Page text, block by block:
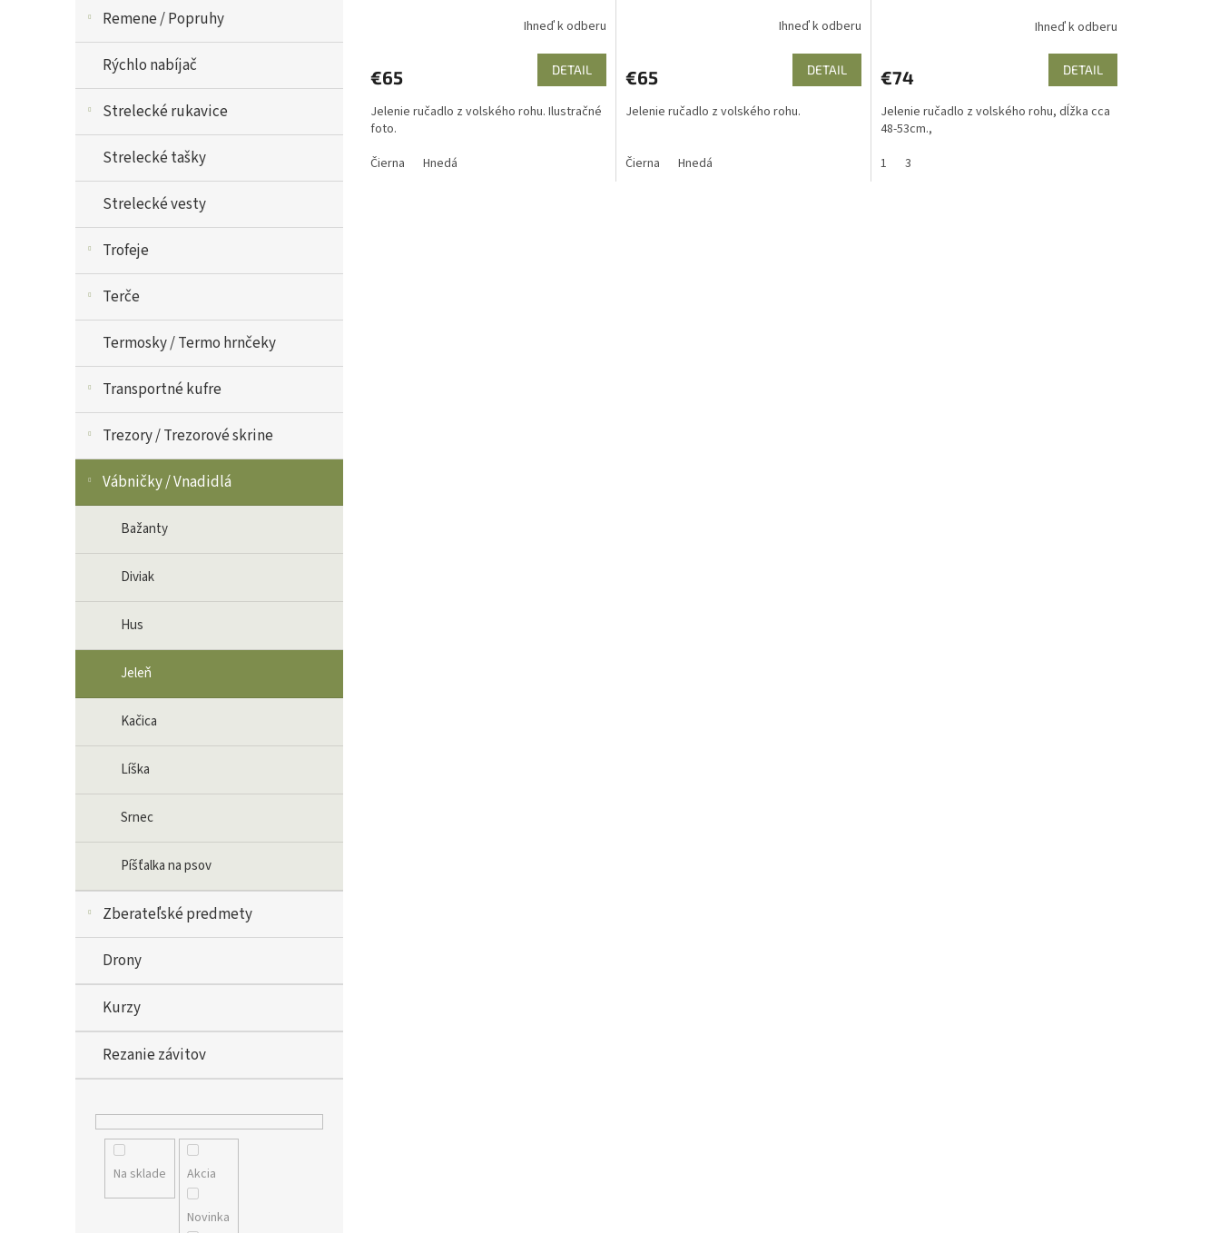
Remene / Popruhy
Rýchlo nabíjač
Strelecké rukavice
Strelecké tašky
Strelecké vesty
Trofeje
Terče
Termosky / Termo hrnčeky
Transportné kufre
Trezory / Trezorové skrine
Vábničky / Vnadidlá
Bažanty
Diviak
Hus
Jeleň
Kačica
Líška
Srnec
Píšťalka na psov
Zberateľské predmety
Drony
Kurzy
Rezanie závitov
Na sklade Akcia
Novinka
Ihneď k odberu
€65 DETAIL
Jelenie ručadlo z volského rohu. Ilustračné
foto.
Čierna
Hnedá
Ihneď k odberu
€65 DETAIL
Jelenie ručadlo z volského rohu.
Čierna Hnedá
Ihneď k odberu
€74 DETAIL
Jelenie ručadlo z volského rohu, dĺžka cca
48-53cm.,
1
3